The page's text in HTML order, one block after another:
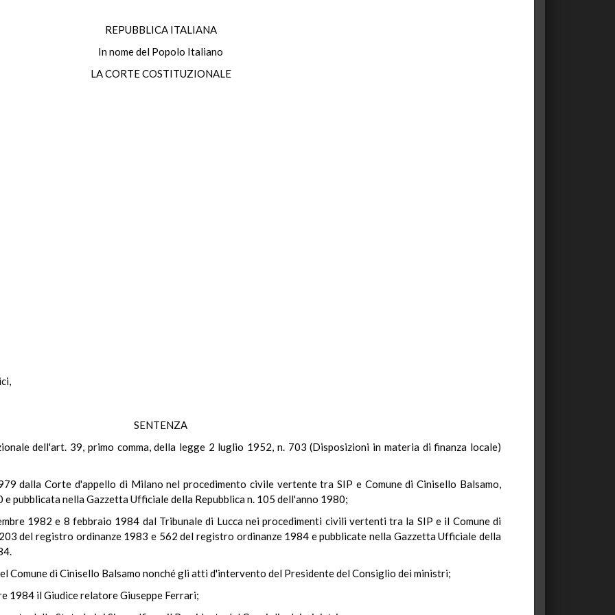
REPUBBLICA ITALIANA
In nome del Popolo Italiano
LA CORTE COSTITUZIONALE
SENTENZA
dell'art. 39, primo comma, della legge 2 luglio 1952, n. 703 (Disposizioni in materia di finanza locale)
dalla Corte d'appello di Milano nel procedimento civile vertente tra SIP e Comune di Cinisello Balsamo,
pubblicata nella Gazzetta Ufficiale della Repubblica n. 105 dell'anno 1980;
1982 e 8 febbraio 1984 dal Tribunale di Lucca nei procedimenti civili vertenti tra la SIP e il Comune di
del registro ordinanze 1983 e 562 del registro ordinanze 1984 e pubblicate nella Gazzetta Ufficiale della
Comune di Cinisello Balsamo nonché gli atti d'intervento del Presidente del Consiglio dei ministri;
1984 il Giudice relatore Giuseppe Ferrari;